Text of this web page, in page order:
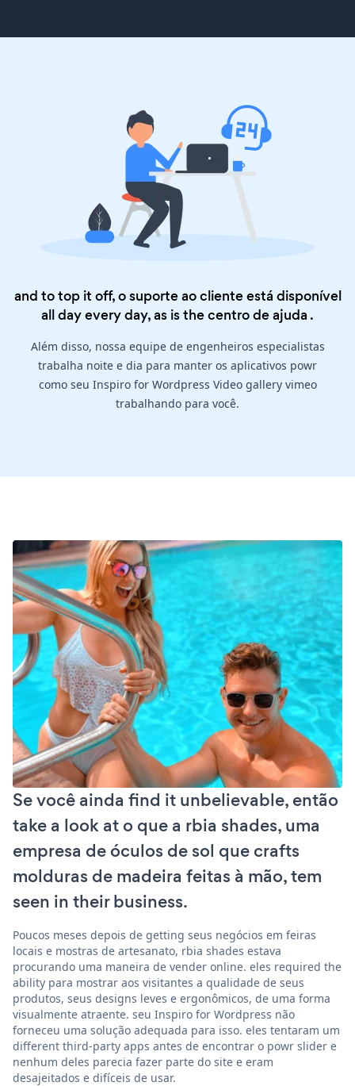
and to top it off, o suporte ao cliente está disponível
all day every day, as is thecentro de ajuda .
Além disso, nossa equipe de engenheiros especialistas
trabalha noite e dia para manter os aplicativos powr
como seu Inspiro for Wordpress Video gallery vimeo
trabalhando para você.
Se você ainda find it unbelievable, então
take a look at o que a rbia shades, uma
empresa de óculos de sol que crafts
molduras de madeira feitas à mão, tem
seen in their business.
Poucos meses depois de getting seus negócios em feiras
locais e mostras de artesanato, rbia shades estava
procurando uma maneira de vender online. eles required the
ability para mostrar aos visitantes a qualidade de seus
produtos, seus designs leves e ergonômicos, de uma forma
visualmente atraente. seu Inspiro for Wordpress não
forneceu uma solução adequada para isso. eles tentaram um
different third-party apps antes de encontrar o powr slider e
nenhum deles parecia fazer parte do site e eram
desajeitados e difíceis de usar.